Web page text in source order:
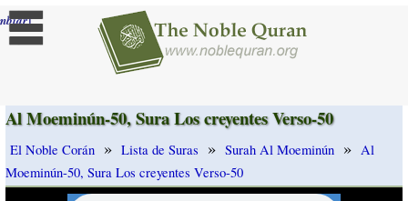
]
Al Moeminún-50, Sura Los creyentes Verso-50
El Noble Corán » Lista de Suras » Surah Al Moeminún » Al
Moeminún-50, Sura Los creyentes Verso-50